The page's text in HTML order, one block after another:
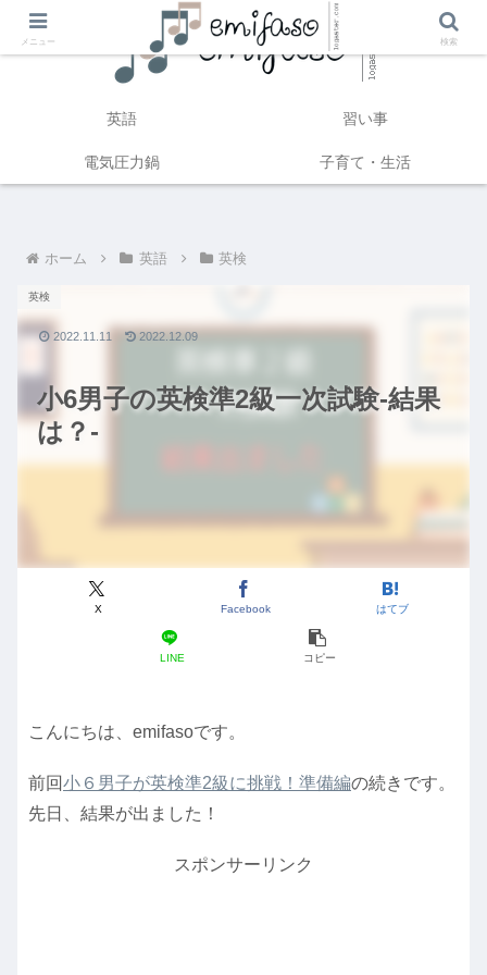
英語 習い事
電気圧力鍋 子育て・生活
ホーム 英語 英検
小6男子の英検準2級一次試験‐結果
は？‐
英検
X Facebook はてブ
LINE コピー
2022.11.11 2022.12.09
こんにちは、emifasoです。
前回小６男子が英検準2級に挑戦！準備編の続きです。
先日、結果が出ました！
スポンサーリンク
メニュー 検索